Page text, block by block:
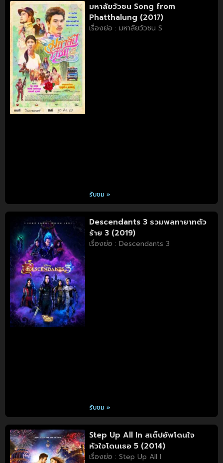
มหาลัยวัวชน Song from
Phatthalung (2017)
เรื่องย่อ : มหาลัยวัวชน S
รับชม »
Descendants 3 รวมพลทายาทตัว
ร้าย 3 (2019)
เรื่องย่อ : Descendants 3
รับชม »
Step Up All In สเต็ปอัพโดนใจ
หัวใจโดนเธอ 5 (2014)
เรื่องย่อ : Step Up All I